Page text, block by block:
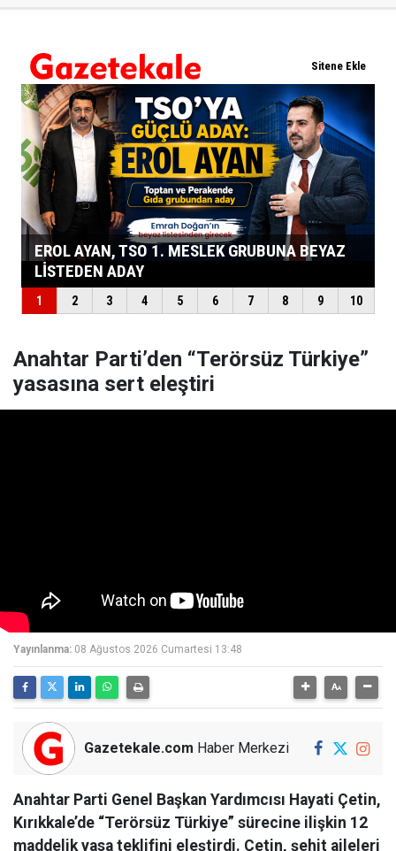
Anahtar Parti’den “Terörsüz Türkiye”
yasasına sert eleştiri
Yayınlanma: 08 Ağustos 2026 Cumartesi 13:48
Gazetekale.com Haber Merkezi
Anahtar Parti Genel Başkan Yardımcısı Hayati Çetin,
Kırıkkale’de “Terörsüz Türkiye” sürecine ilişkin 12
maddelik yasa teklifini eleştirdi. Çetin, şehit aileleri